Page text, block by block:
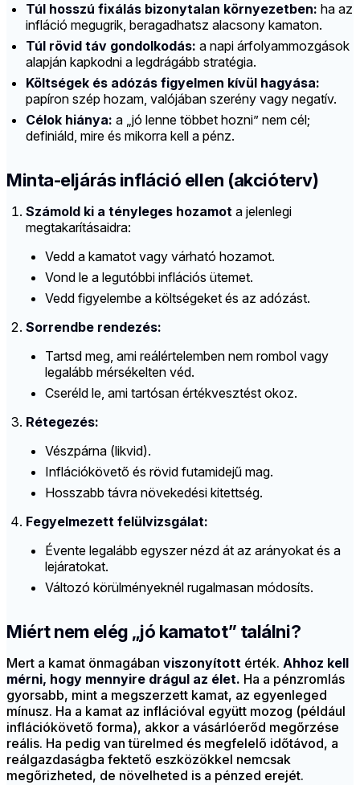
Túl hosszú fixálás bizonytalan környezetben: ha az
infláció megugrik, beragadhatsz alacsony kamaton.
Túl rövid táv gondolkodás: a napi árfolyammozgások
alapján kapkodni a legdrágább stratégia.
Költségek és adózás figyelmen kívül hagyása:
papíron szép hozam, valójában szerény vagy negatív.
Célok hiánya: a „jó lenne többet hozni” nem cél;
definiáld, mire és mikorra kell a pénz.
Minta-eljárás infláció ellen (akcióterv)
Számold ki a tényleges hozamot a jelenlegi
megtakarításaidra:
Vedd a kamatot vagy várható hozamot.
Vond le a legutóbbi inflációs ütemet.
Vedd figyelembe a költségeket és az adózást.
Sorrendbe rendezés:
Tartsd meg, ami reálértelemben nem rombol vagy
legalább mérsékelten véd.
Cseréld le, ami tartósan értékvesztést okoz.
Rétegezés:
Vészpárna (likvid).
Inflációkövető és rövid futamidejű mag.
Hosszabb távra növekedési kitettség.
Fegyelmezett felülvizsgálat:
Évente legalább egyszer nézd át az arányokat és a
lejáratokat.
Változó körülményeknél rugalmasan módosíts.
Miért nem elég „jó kamatot” találni?
Mert a kamat önmagában viszonyított érték. Ahhoz kell
mérni, hogy mennyire drágul az élet. Ha a pénzromlás
gyorsabb, mint a megszerzett kamat, az egyenleged
mínusz. Ha a kamat az inflációval együtt mozog (például
inflációkövető forma), akkor a vásárlóerőd megőrzése
reális. Ha pedig van türelmed és megfelelő időtávod, a
reálgazdaságba fektető eszközökkel nemcsak
megőrizheted, de növelheted is a pénzed erejét.